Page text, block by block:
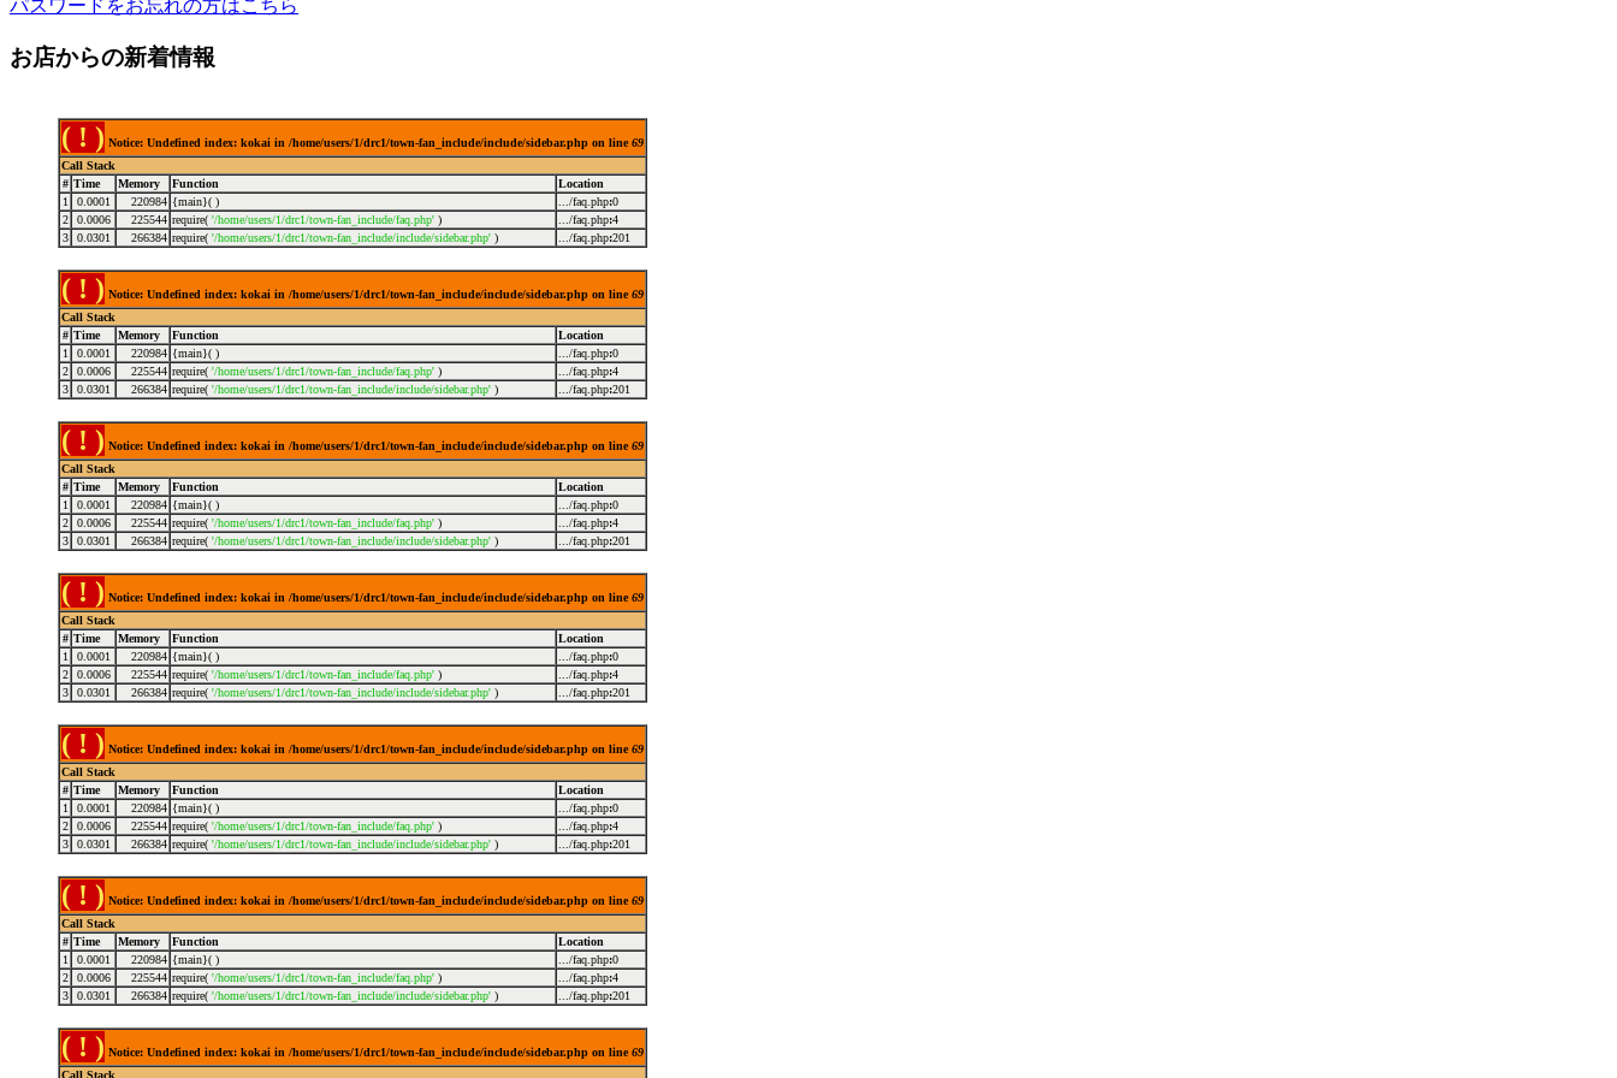
パスワードをお忘れの方はこちら
お店からの新着情報
( ! ) Notice: Undefined index: kokai in /home/users/1/drc1/town-fan_include/include/sidebar.php on line69
Call Stack
# Time Memory Function
Location
1
0.0001 220984 {main}( ) .../faq.php:0
2
0.0006 225544 require( '/home/users/1/drc1/town-fan_include/faq.php' ) .../faq.php:4
3
0.0301 266384 require( '/home/users/1/drc1/town-fan_include/include/sidebar.php' ) .../faq.php:201
( ! ) Notice: Undefined index: kokai in /home/users/1/drc1/town-fan_include/include/sidebar.php on line69
Call Stack
# Time Memory Function
Location
1
0.0001 220984 {main}( ) .../faq.php:0
2
0.0006 225544 require( '/home/users/1/drc1/town-fan_include/faq.php' ) .../faq.php:4
3
0.0301 266384 require( '/home/users/1/drc1/town-fan_include/include/sidebar.php' ) .../faq.php:201
( ! ) Notice: Undefined index: kokai in /home/users/1/drc1/town-fan_include/include/sidebar.php on line69
Call Stack
# Time Memory Function
Location
1
0.0001 220984 {main}( ) .../faq.php:0
2
0.0006 225544 require( '/home/users/1/drc1/town-fan_include/faq.php' ) .../faq.php:4
3
0.0301 266384 require( '/home/users/1/drc1/town-fan_include/include/sidebar.php' ) .../faq.php:201
( ! ) Notice: Undefined index: kokai in /home/users/1/drc1/town-fan_include/include/sidebar.php on line69
Call Stack
# Time Memory Function
Location
1
0.0001 220984 {main}( ) .../faq.php:0
2
0.0006 225544 require( '/home/users/1/drc1/town-fan_include/faq.php' ) .../faq.php:4
3
0.0301 266384 require( '/home/users/1/drc1/town-fan_include/include/sidebar.php' ) .../faq.php:201
( ! ) Notice: Undefined index: kokai in /home/users/1/drc1/town-fan_include/include/sidebar.php on line69
Call Stack
# Time Memory Function
Location
1
0.0001 220984 {main}( ) .../faq.php:0
2
0.0006 225544 require( '/home/users/1/drc1/town-fan_include/faq.php' ) .../faq.php:4
3
0.0301 266384 require( '/home/users/1/drc1/town-fan_include/include/sidebar.php' ) .../faq.php:201
( ! ) Notice: Undefined index: kokai in /home/users/1/drc1/town-fan_include/include/sidebar.php on line69
Call Stack
# Time Memory Function
Location
1
0.0001 220984 {main}( ) .../faq.php:0
2
0.0006 225544 require( '/home/users/1/drc1/town-fan_include/faq.php' ) .../faq.php:4
3
0.0301 266384 require( '/home/users/1/drc1/town-fan_include/include/sidebar.php' ) .../faq.php:201
( ! ) Notice: Undefined index: kokai in /home/users/1/drc1/town-fan_include/include/sidebar.php on line69
Call Stack